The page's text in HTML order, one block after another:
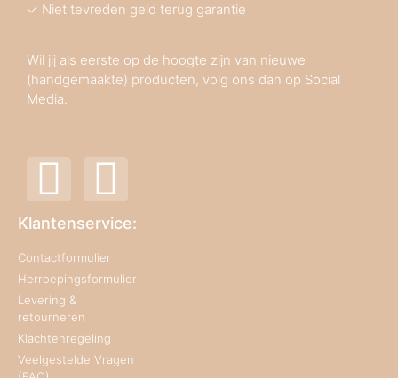
✓ Niet tevreden geld terug garantie
Wil jij als eerste op de hoogte zijn van nieuwe
(handgemaakte) producten, volg ons dan op Social
Media.
Klantenservice:
Contactformulier
Herroepingsformulier
Levering &
retourneren
Klachtenregeling
Veelgestelde Vragen